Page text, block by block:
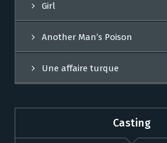
Girl
Another Man’s Poison
Une affaire turque
Casting